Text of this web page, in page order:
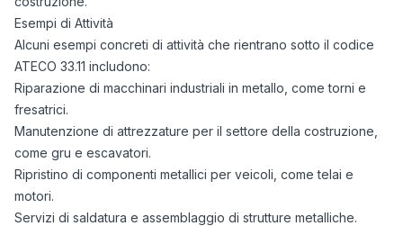
Esempi di Attività
Alcuni esempi concreti di attività che rientrano sotto il codice
ATECO 33.11 includono:
Riparazione di macchinari industriali in metallo, come torni e
fresatrici.
Manutenzione di attrezzature per il settore della costruzione,
come gru e escavatori.
Ripristino di componenti metallici per veicoli, come telai e
motori.
Servizi di saldatura e assemblaggio di strutture metalliche.